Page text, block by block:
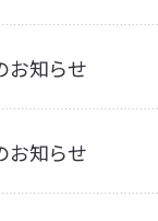
お知らせ
お知らせ